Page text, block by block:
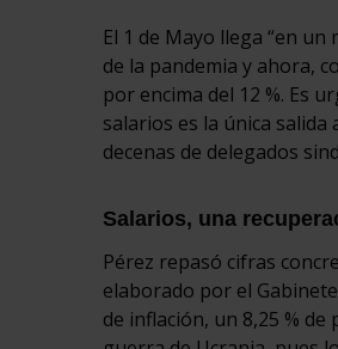
El 1 de Mayo llega “en
de la pandemia y ahora,
por encima del 12 %. Es
salarios es la única salida
decenas de delegados
Salarios, una
Pérez repasó cifras
elaborado por el
de inflación, un 8,25 %